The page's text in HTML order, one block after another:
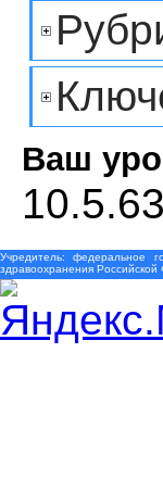
Ваш
Учредитель: федеральное
здравоохранения